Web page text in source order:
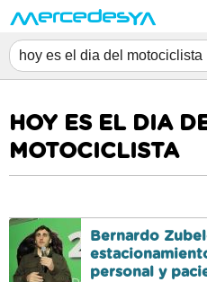
HOY ES EL DIA
MOTOCICLISTA
Bernardo
personal y